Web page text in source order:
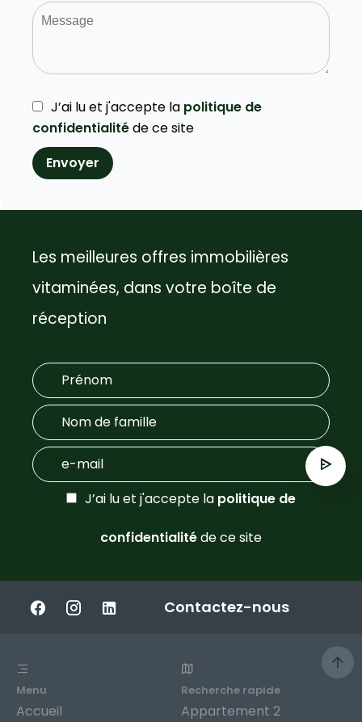
J’ai lu et j'accepte la politique de
confidentialitéde ce site
Envoyer
Les meilleures offres immobilières
vitaminées, dans votre boîte de
réception
J’ai lu et j'accepte la politique de
confidentialitéde ce site
Contactez-nous
Menu
Accueil
Recherche rapide
Appartement 2